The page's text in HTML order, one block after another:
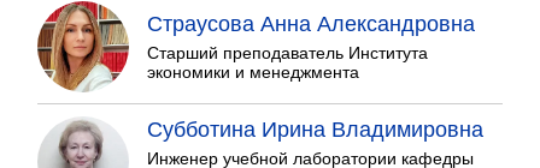
Страусова Анна Александровна
Старший преподаватель Института
экономики и менеджмента
Субботина Ирина Владимировна
Инженер учебной лаборатории кафедры